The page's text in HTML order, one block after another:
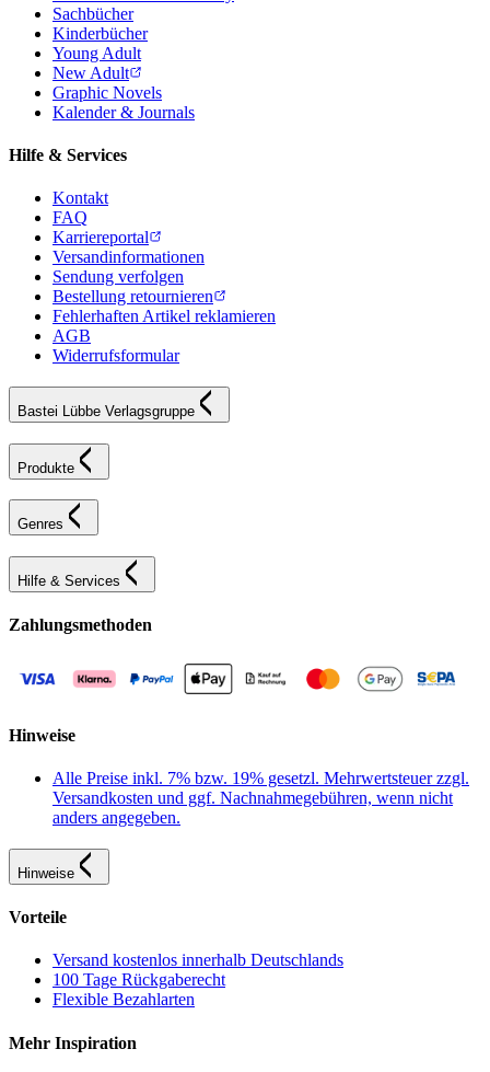
Sachbücher
Kinderbücher
Young Adult
New Adult
Graphic Novels
Kalender & Journals
Hilfe & Services
Kontakt
FAQ
Karriereportal
Versandinformationen
Sendung verfolgen
Bestellung retournieren
Fehlerhaften Artikel reklamieren
AGB
Widerrufsformular
Bastei Lübbe Verlagsgruppe
Produkte
Genres
Hilfe & Services
Zahlungsmethoden
Hinweise
Alle Preise inkl. 7% bzw. 19% gesetzl. Mehrwertsteuer zzgl.
Versandkosten und ggf. Nachnahmegebühren, wenn nicht
anders angegeben.
Hinweise
Vorteile
Versand kostenlos innerhalb Deutschlands
100 Tage Rückgaberecht
Flexible Bezahlarten
Mehr Inspiration